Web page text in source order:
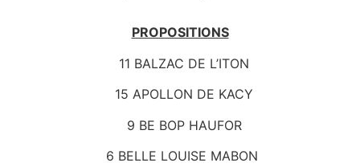
PROPOSITIONS
11 BALZAC DE L’ITON
15 APOLLON DE KACY
9 BE BOP HAUFOR
6 BELLE LOUISE MABON